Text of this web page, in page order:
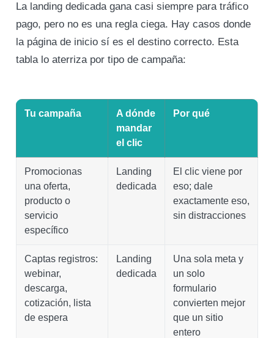
La landing dedicada gana casi siempre para tráfico
pago, pero no es una regla ciega. Hay casos donde
la página de inicio sí es el destino correcto. Esta
tabla lo aterriza por tipo de campaña:
Tu campaña
A dónde
mandar
el clic
Por qué
Promocionas
una oferta,
producto o
servicio
específico
Landing
dedicada
El clic viene por
eso; dale
exactamente eso,
sin distracciones
Captas registros:
webinar,
descarga,
cotización, lista
de espera
Landing
dedicada
Una sola meta y
un solo
formulario
convierten mejor
que un sitio
entero